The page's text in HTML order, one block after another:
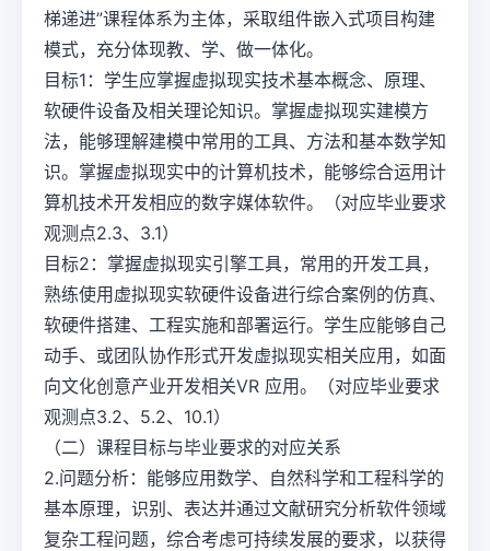
梯递进”课程体系为主体，采取组件嵌入式项目构建
模式，充分体现教、学、做一体化。
目标1：学生应掌握虚拟现实技术基本概念、原理、
软硬件设备及相关理论知识。掌握虚拟现实建模方
法，能够理解建模中常用的工具、方法和基本数学知
识。掌握虚拟现实中的计算机技术，能够综合运用计
算机技术开发相应的数字媒体软件。（对应毕业要求
观测点2.3、3.1）
目标2：掌握虚拟现实引擎工具，常用的开发工具，
熟练使用虚拟现实软硬件设备进行综合案例的仿真、
软硬件搭建、工程实施和部署运行。学生应能够自己
动手、或团队协作形式开发虚拟现实相关应用，如面
向文化创意产业开发相关VR 应用。（对应毕业要求
观测点3.2、5.2、10.1）
（二）课程目标与毕业要求的对应关系
2.问题分析：能够应用数学、自然科学和工程科学的
基本原理，识别、表达并通过文献研究分析软件领域
复杂工程问题，综合考虑可持续发展的要求，以获得